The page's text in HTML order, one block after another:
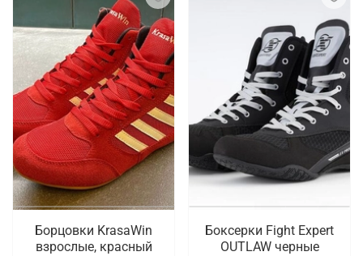
Борцовки KrasaWin
взрослые, красный
Боксерки Fight Expert
OUTLAW черные